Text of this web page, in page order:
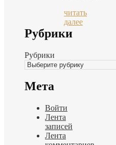
читать
далее
Рубрики
Рубрики
Мета
Войти
Лента
записей
Лента